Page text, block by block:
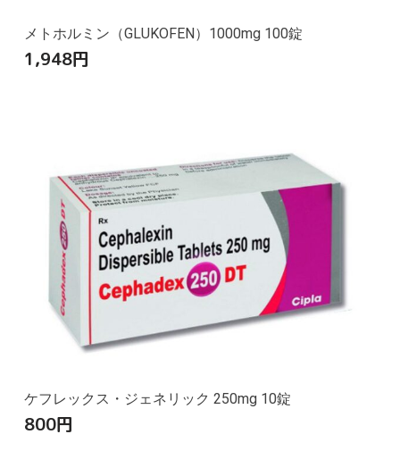
メトホルミン（GLUKOFEN）1000mg 100錠
1,948円
ケフレックス・ジェネリック 250mg 10錠
800円